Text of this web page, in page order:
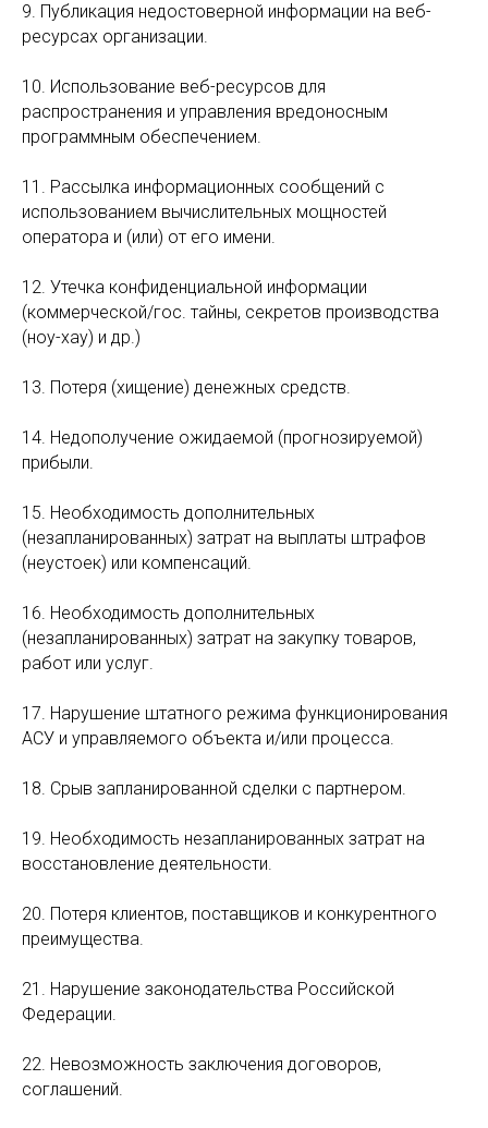
9. Публикация недостоверной информации на веб-
ресурсах организации.
10. Использование веб-ресурсов для
распространения и управления вредоносным
программным обеспечением.
11. Рассылка информационных сообщений с
использованием вычислительных мощностей
оператора и (или) от его имени.
12. Утечка конфиденциальной информации
(коммерческой/гос. тайны, секретов производства
(ноу-хау) и др.)
13. Потеря (хищение) денежных средств.
14. Недополучение ожидаемой (прогнозируемой)
прибыли.
15. Необходимость дополнительных
(незапланированных) затрат на выплаты штрафов
(неустоек) или компенсаций.
16. Необходимость дополнительных
(незапланированных) затрат на закупку товаров,
работ или услуг.
17. Нарушение штатного режима функционирования
АСУ и управляемого объекта и/или процесса.
18. Срыв запланированной сделки с партнером.
19. Необходимость незапланированных затрат на
восстановление деятельности.
20. Потеря клиентов, поставщиков и конкурентного
преимущества.
21. Нарушение законодательства Российской
Федерации.
22. Невозможность заключения договоров,
соглашений.